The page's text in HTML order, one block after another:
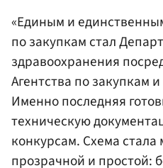
«Единым и
по закупкам стал
здравоохранения
Агентства по закупкам
Именно последняя
техническую
конкурсам. Схема
прозрачной и простой: